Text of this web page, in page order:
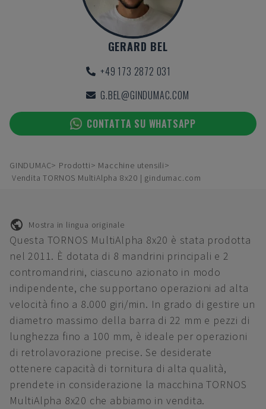
GERARD BEL
+49 173 2872 031
G.BEL@GINDUMAC.COM
CONTATTA SU WHATSAPP
GINDUMAC Prodotti
Macchine utensili
Vendita TORNOS MultiAlpha 8x20 | gindumac.com
Mostra in lingua originale
Questa TORNOS MultiAlpha 8x20 è stata prodotta
nel 2011. È dotata di 8 mandrini principali e 2
contromandrini, ciascuno azionato in modo
indipendente, che supportano operazioni ad alta
velocità fino a 8.000 giri/min. In grado di gestire un
diametro massimo della barra di 22 mm e pezzi di
lunghezza fino a 100 mm, è ideale per operazioni
di retrolavorazione precise. Se desiderate
ottenere capacità di tornitura di alta qualità,
prendete in considerazione la macchina TORNOS
MultiAlpha 8x20 che abbiamo in vendita.